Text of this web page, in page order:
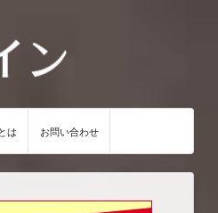
は お問い合わせ